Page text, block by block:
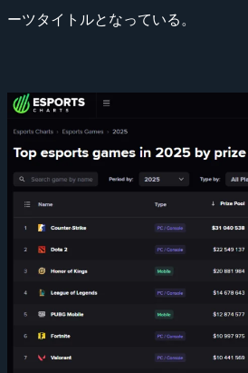
ーツタイトルとなっている。